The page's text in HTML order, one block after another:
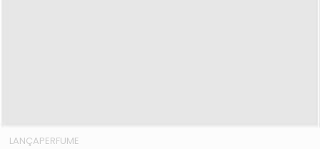
LANÇAPERFUME